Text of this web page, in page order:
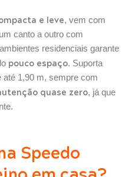
e leve, vem com
canto a outro com
residenciais garante
pouco espaço. Suporta
até 1,90 m, sempre com
quase zero, já que
Speedo